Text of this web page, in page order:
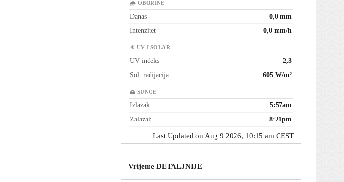
🌧 OBORINE
Danas
0,0 mm
Intenzitet
0,0 mm/h
☀ UV I SOLAR
UV indeks
2,3
Sol. radijacija
605 W/m²
🌅 SUNCE
Izlazak
5:57am
Zalazak
8:21pm
Last Updated on Aug 9 2026, 10:15 am CEST
Vrijeme DETALJNIJE